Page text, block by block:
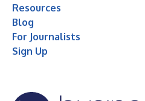
Resources
Blog
For Journalists
Sign Up